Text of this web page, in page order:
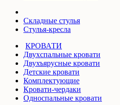
Складные стулья
Стулья-кресла
КРОВАТИ
Двухспальные кровати
Двухъярусные кровати
Детские кровати
Комплектующие
Кровати-чердаки
Односпальные кровати